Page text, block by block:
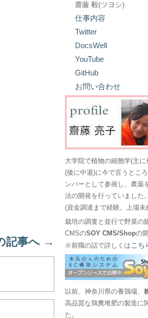
記事へ →
齋藤 毅(ツヨシ)
仕事内容
Twitter
DocsWell
YouTube
GitHub
お問い合わせ
大学院で植物の細胞学(主
(後に中退)に今で言うとこ
ンバーとして参画し、農薬
法の開発を行っていました。
(資金調達まで経験。上場未
栽培の調査と並行で野菜の
CMSのSOY CMS/Shopの
※前職の話で詳しくは こち
以前、神奈川県の養鶏場、
高品質な鶏糞堆肥の製造に
た。